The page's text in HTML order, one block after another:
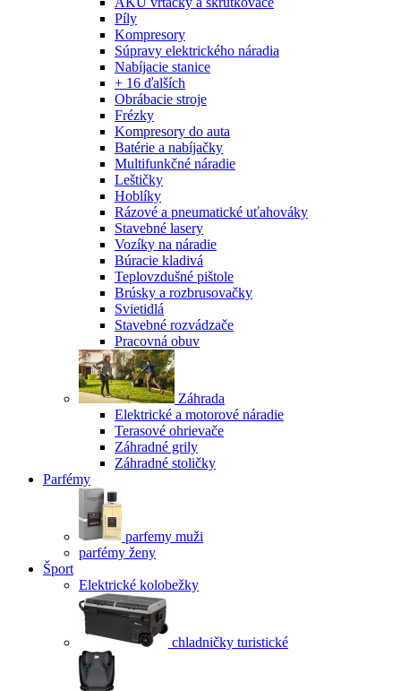
Píly
Kompresory
Súpravy elektrického náradia
Nabíjacie stanice
+ 16 ďalších
Obrábacie stroje
Frézky
Kompresory do auta
Batérie a nabíjačky
Multifunkčné náradie
Leštičky
Hoblíky
Rázové a pneumatické uťahováky
Stavebné lasery
Vozíky na náradie
Búracie kladivá
Teplovzdušné pištole
Brúsky a rozbrusovačky
Svietidlá
Stavebné rozvádzače
Pracovná obuv
Záhrada
Elektrické a motorové náradie
Terasové ohrievače
Záhradné grily
Záhradné stoličky
Parfémy
parfemy muži
parfémy ženy
Šport
Elektrické kolobežky
chladničky turistické